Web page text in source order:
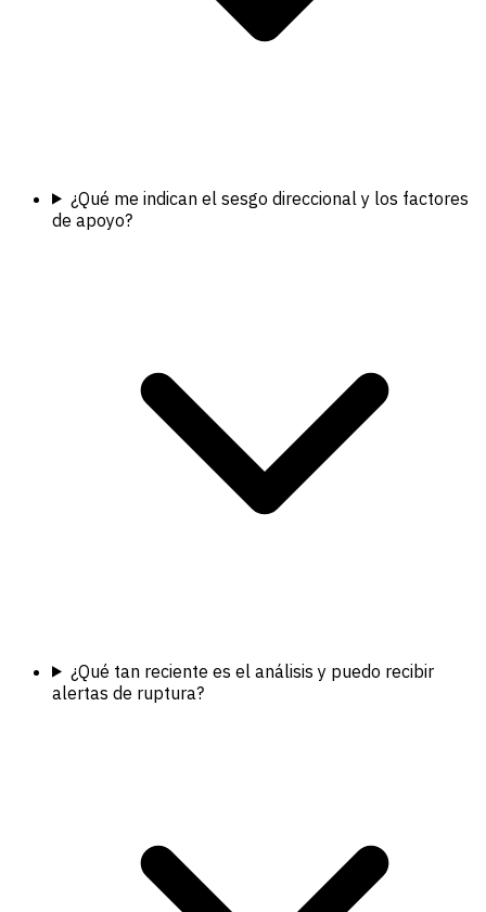
¿Qué me indican el sesgo direccional y los factores
de apoyo?
¿Qué tan reciente es el análisis y puedo recibir
alertas de ruptura?